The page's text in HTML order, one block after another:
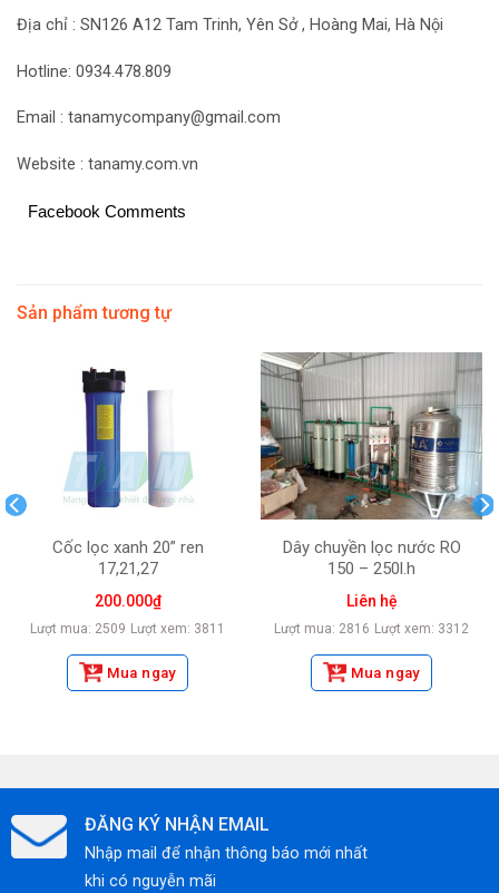
Địa chỉ : SN126 A12 Tam Trinh, Yên Sở , Hoàng Mai, Hà Nội
Hotline: 0934.478.809
Email : tanamycompany@gmail.com
Website : tanamy.com.vn
Facebook Comments
Sản phẩm tương tự
Cốc lọc xanh 20” ren
17,21,27
200.000₫
Lượt mua: 2509 Lượt xem: 3811
Mua ngay
Dây chuyền lọc nước RO
150 – 250l.h
Liên hệ
Lượt mua: 2816 Lượt xem: 3312
Mua ngay
ĐĂNG KÝ NHẬN EMAIL
Nhập mail để nhận thông báo mới nhất
khi có nguyễn mãi